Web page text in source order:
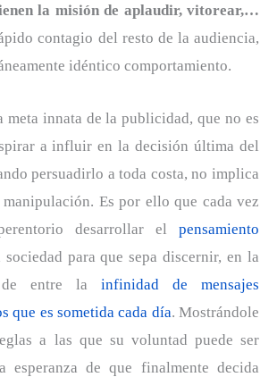
la misión de aplaudir, vitorear,…
contagio del resto de la audiencia,
idéntico comportamiento.
meta innata de la publicidad, que no es
a influir en la decisión última del
persuadirlo a toda costa, no implica
Es por ello que cada vez
desarrollar el pensamiento
sociedad para que sepa discernir, en la
de entre la infinidad de mensajes
que es sometida cada día. Mostrándole
a las que su voluntad puede ser
esperanza de que finalmente decida